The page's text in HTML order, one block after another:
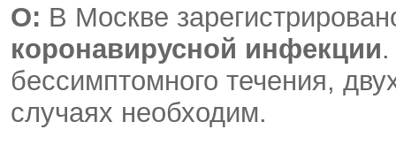
О: В Москве
коронавирусной инфекции
бессимптомного течения,
случаях необходим.